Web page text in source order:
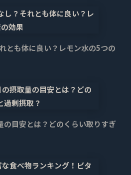
とも体に良い？レモン水の5つの
の目安とは？どのくらい取りすぎ